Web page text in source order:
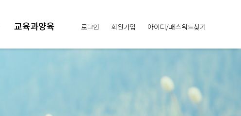
로그인 회원가입 아이디/패스워드찾기
교육과양육